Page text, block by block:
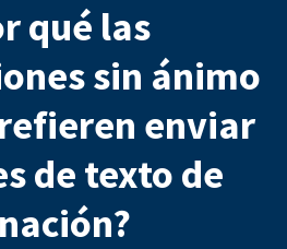
qué las
sin ánimo
enviar
de texto de